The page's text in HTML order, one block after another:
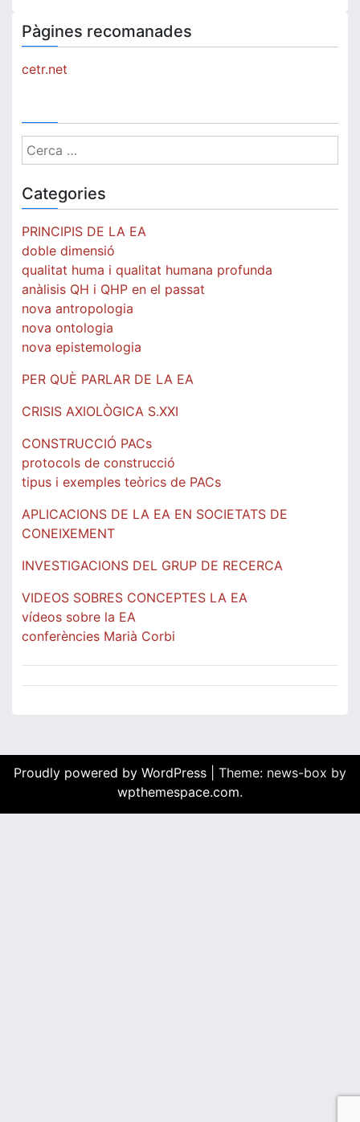
Pàgines recomanades
cetr.net
Cerca:
Categories
PRINCIPIS DE LA EA
doble dimensió
qualitat huma i qualitat humana profunda
anàlisis QH i QHP en el passat
nova antropologia
nova ontologia
nova epistemologia
PER QUÈ PARLAR DE LA EA
CRISIS AXIOLÒGICA S.XXI
CONSTRUCCIÓ PACs
protocols de construcció
tipus i exemples teòrics de PACs
APLICACIONS DE LA EA EN SOCIETATS DE
CONEIXEMENT
INVESTIGACIONS DEL GRUP DE RECERCA
VIDEOS SOBRES CONCEPTES LA EA
vídeos sobre la EA
conferències Marià Corbi
Proudly powered by WordPress
Theme: news-box by
wpthemespace.com.